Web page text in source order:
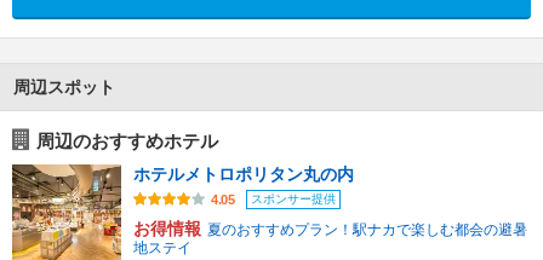
周辺スポット
周辺のおすすめホテル
ホテルメトロポリタン丸の内
4.05 スポンサー提供
お得情報 夏のおすすめプラン！駅ナカで楽しむ都会の避暑
地ステイ